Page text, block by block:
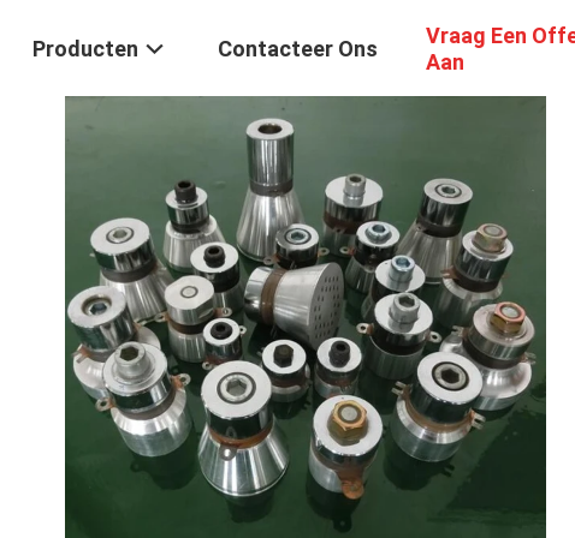
Producten Contacteer Ons
Vraag Een
Aan